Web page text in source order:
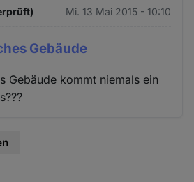
Mi. 13 Mai 2015 - 10:10
Gebäude
Gebäude kommt niemals ein